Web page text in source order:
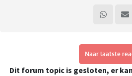
Naar laatste
Dit forum topic is gesloten, er